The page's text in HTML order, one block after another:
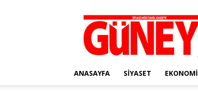
Gazete
Güney
ANASAYFA SIYASET EKONOMI